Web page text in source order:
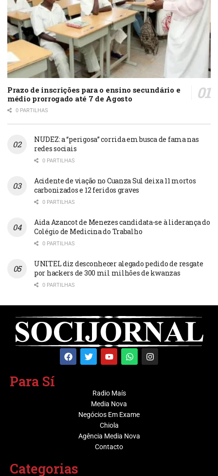
Prazo de inscrições para o ensino secundário e
médio prorrogado até 7 de Agosto
0 PARTILHAS
NUDEZ: a “perigosa” corrida em busca de fama nas
redes sociais
0 PARTILHAS
Acidente de viação no Cuanza Sul deixa 11 mortos
carbonizados e 12 feridos graves
0 PARTILHAS
Aida Azancot de Menezes candidata-se à liderança do
Colégio de Medicina do Trabalho
0 PARTILHAS
UNITEL diz desconhecer alegado pedido de resgate
por hackers de 300 mil milhões de kwanzas
0 PARTILHAS
Para Sí
Radio Maís
Media Nova
Negócios Em Exame
Chiola
Agência Media Nova
Contacto
Categorias